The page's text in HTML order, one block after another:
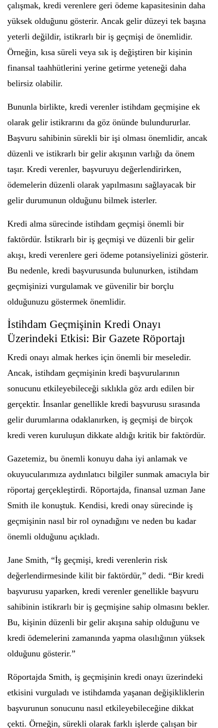
çalışmak, kredi verenlere geri ödeme kapasitesinin daha
yüksek olduğunu gösterir. Ancak gelir düzeyi tek başına
yeterli değildir, istikrarlı bir iş geçmişi de önemlidir.
Örneğin, kısa süreli veya sık iş değiştiren bir kişinin
finansal taahhütlerini yerine getirme yeteneği daha
belirsiz olabilir.
Bununla birlikte, kredi verenler istihdam geçmişine ek
olarak gelir istikrarını da göz önünde bulundururlar.
Başvuru sahibinin sürekli bir işi olması önemlidir, ancak
düzenli ve istikrarlı bir gelir akışının varlığı da önem
taşır. Kredi verenler, başvuruyu değerlendirirken,
ödemelerin düzenli olarak yapılmasını sağlayacak bir
gelir durumunun olduğunu bilmek isterler.
Kredi alma sürecinde istihdam geçmişi önemli bir
faktördür. İstikrarlı bir iş geçmişi ve düzenli bir gelir
akışı, kredi verenlere geri ödeme potansiyelinizi gösterir.
Bu nedenle, kredi başvurusunda bulunurken, istihdam
geçmişinizi vurgulamak ve güvenilir bir borçlu
olduğunuzu göstermek önemlidir.
İstihdam Geçmişinin Kredi Onayı
Üzerindeki Etkisi: Bir Gazete Röportajı
Kredi onayı almak herkes için önemli bir meseledir.
Ancak, istihdam geçmişinin kredi başvurularının
sonucunu etkileyebileceği sıklıkla göz ardı edilen bir
gerçektir. İnsanlar genellikle kredi başvurusu sırasında
gelir durumlarına odaklanırken, iş geçmişi de birçok
kredi veren kuruluşun dikkate aldığı kritik bir faktördür.
Gazetemiz, bu önemli konuyu daha iyi anlamak ve
okuyucularımıza aydınlatıcı bilgiler sunmak amacıyla bir
röportaj gerçekleştirdi. Röportajda, finansal uzman Jane
Smith ile konuştuk. Kendisi, kredi onay sürecinde iş
geçmişinin nasıl bir rol oynadığını ve neden bu kadar
önemli olduğunu açıkladı.
Jane Smith, “İş geçmişi, kredi verenlerin risk
değerlendirmesinde kilit bir faktördür,” dedi. “Bir kredi
başvurusu yaparken, kredi verenler genellikle başvuru
sahibinin istikrarlı bir iş geçmişine sahip olmasını bekler.
Bu, kişinin düzenli bir gelir akışına sahip olduğunu ve
kredi ödemelerini zamanında yapma olasılığının yüksek
olduğunu gösterir.”
Röportajda Smith, iş geçmişinin kredi onayı üzerindeki
etkisini vurguladı ve istihdamda yaşanan değişikliklerin
başvurunun sonucunu nasıl etkileyebileceğine dikkat
çekti. Örneğin, sürekli olarak farklı işlerde çalışan bir